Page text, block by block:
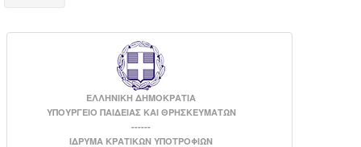
ΕΛΛΗΝΙΚΗ ΔΗΜΟΚΡΑΤΙΑ
ΥΠΟΥΡΓΕΙΟ ΠΑΙΔΕΙΑΣ ΚΑΙ ΘΡΗΣΚΕΥΜΑΤΩΝ
------
ΙΔΡΥΜΑ ΚΡΑΤΙΚΩΝ ΥΠΟΤΡΟΦΙΩΝ